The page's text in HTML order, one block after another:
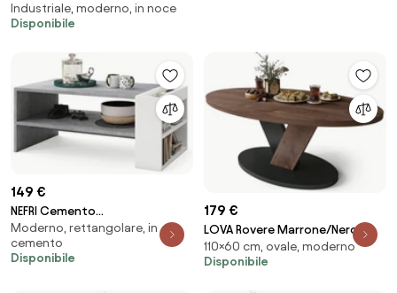
Elegante / Nero - TAVOLINO DA
CAFFÈ CON RIPIANO
Industriale, moderno, in noce
Disponibile
149 €
NEFRI Cemento
Millennium/Bianco Opaco -
MODERNO TAVOLINO DA
SOGGIORNO SALOTTO CON
Moderno, rettangolare, in
cemento
Disponibile
179 €
LOVA Rovere Marrone/Nero –
TAVOLINO OVALE 110x60 cm
TAVOLINO DA CAFFÈ MODERNO
110×60 cm, ovale, moderno
Disponibile